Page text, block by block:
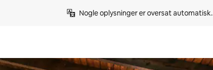
Nogle oplysninger er oversat automatisk.